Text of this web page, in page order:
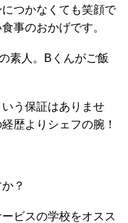
つかなくても笑顔で
事のおかげです。
素人。Bくんがご飯
う保証はありませ
歴よりシェフの腕！
？
ビスの学校をオスス